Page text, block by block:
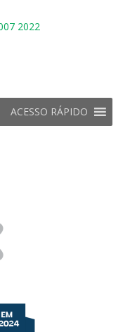
2022
ACESSO RÁPIDO